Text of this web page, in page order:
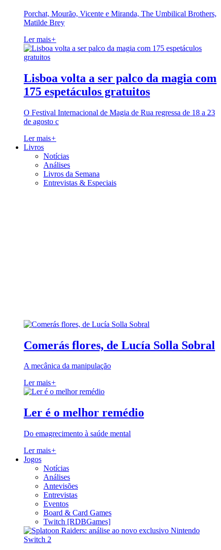
Porchat, Mourão, Vicente e Miranda, The Umbilical Brothers,
Matilde Brey
Ler mais+
Lisboa volta a ser palco da magia com
175 espetáculos gratuitos
O Festival Internacional de Magia de Rua regressa de 18 a 23
de agosto c
Ler mais+
Livros
Notícias
Análises
Livros da Semana
Entrevistas & Especiais
Comerás flores, de Lucía Solla Sobral
A mecânica da manipulação
Ler mais+
Ler é o melhor remédio
Do emagrecimento à saúde mental
Ler mais+
Jogos
Notícias
Análises
Antevisões
Entrevistas
Eventos
Board & Card Games
Twitch [RDBGames]